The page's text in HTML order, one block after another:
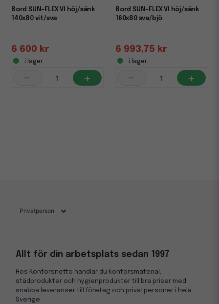
Bord SUN-FLEX VI höj/sänk
140x80 vit/sva
6 600 kr
i lager
- +
Bord SUN-FLEX VI höj/sänk
160x80 sva/bjö
6 993,75 kr
i lager
- +
Allt för din arbetsplats sedan 1997
Hos Kontorsnetto handlar du kontorsmaterial,
städprodukter och hygienprodukter till bra priser med
snabba leveranser till företag och privatpersoner i hela
Sverige.